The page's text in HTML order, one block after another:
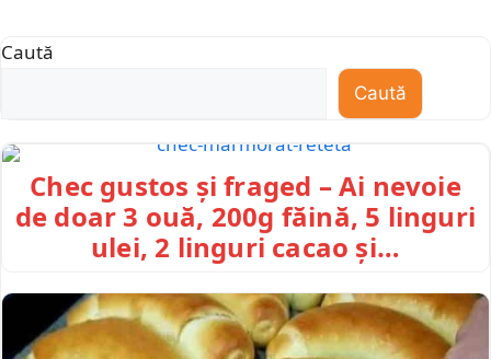
Caută
Caută
Chec gustos și fraged – Ai nevoie
de doar 3 ouă, 200g făină, 5 linguri
ulei, 2 linguri cacao și…